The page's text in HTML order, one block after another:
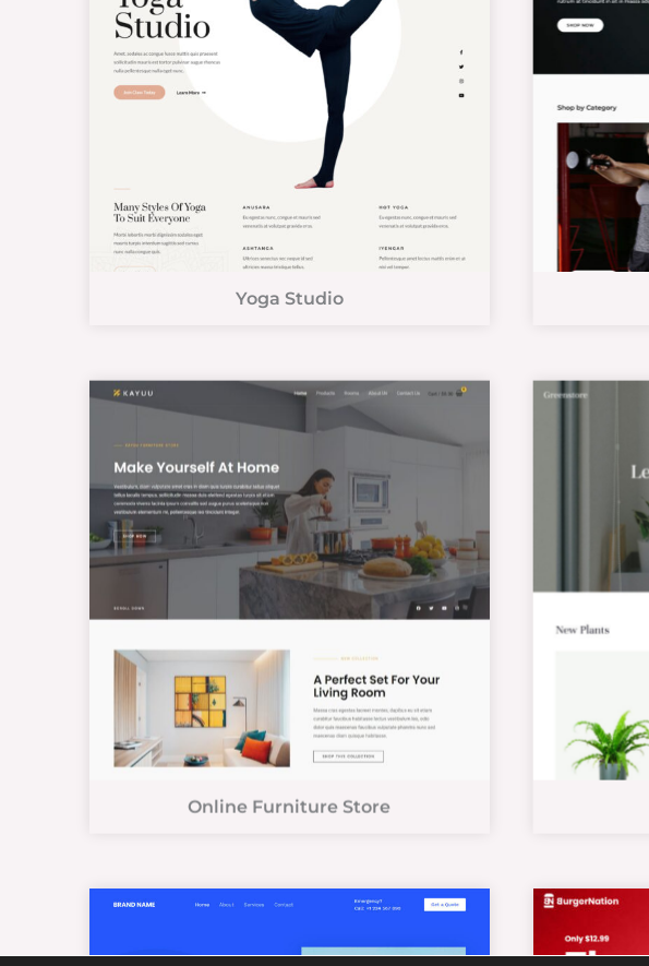
Yoga Studio
Online Furniture Store